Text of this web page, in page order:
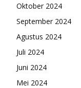
Oktober 2024
September 2024
Agustus 2024
Juli 2024
Juni 2024
Mei 2024